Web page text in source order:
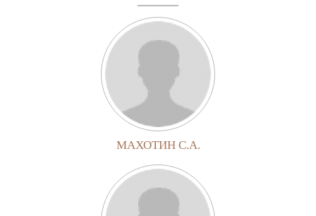
МАХОТИН С.А.